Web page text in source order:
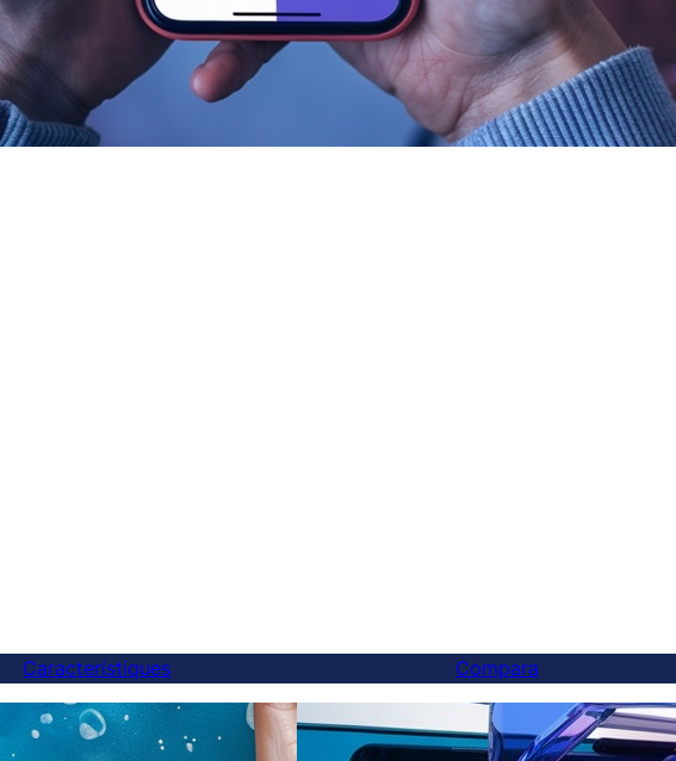
Característiques
Traduccions d'IA
Compara
Finalment, una millor alternativa a Weglot